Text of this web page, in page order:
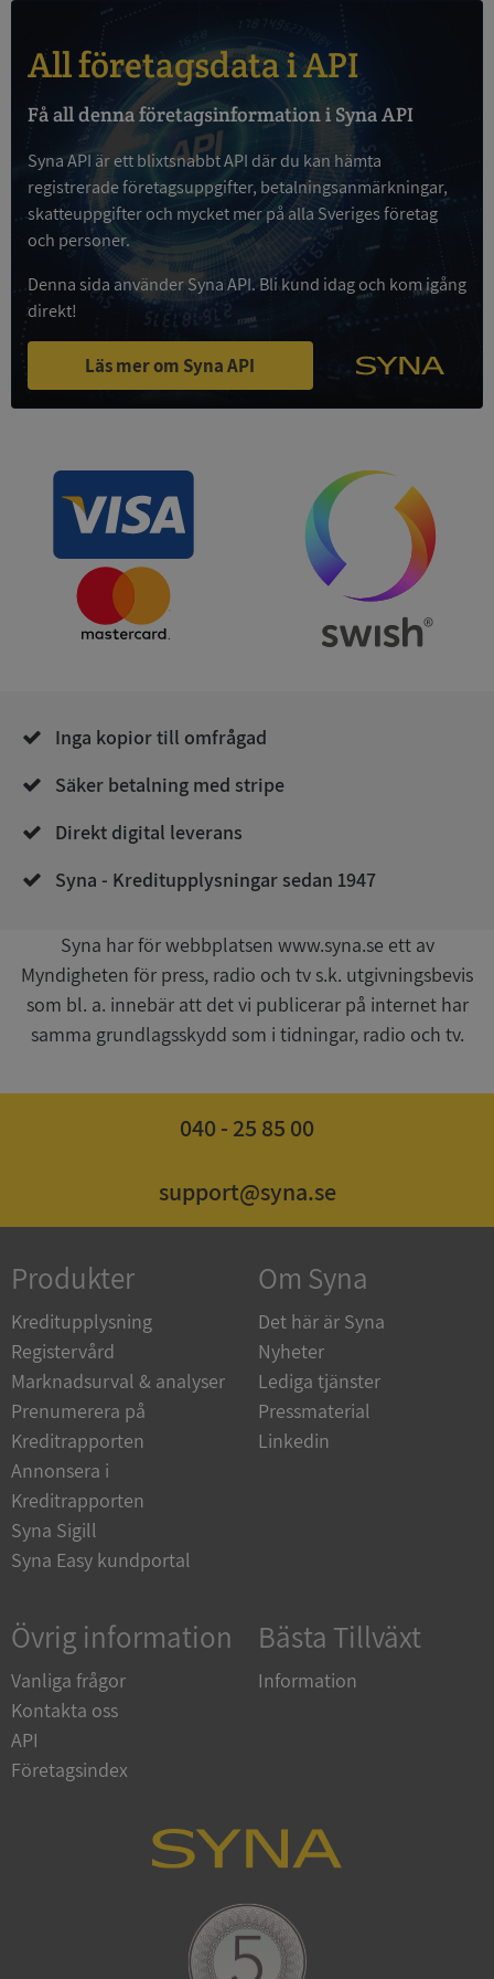
All företagsdata i API
Få all denna företagsinformation i Syna API
Syna API är ett blixtsnabbt API där du kan hämta
registrerade företagsuppgifter, betalningsanmärkningar,
skatteuppgifter och mycket mer på alla Sveriges företag
och personer.
Denna sida använder Syna API. Bli kund idag och kom igång
direkt!
Läs mer om Syna API
Inga kopior till omfrågad
Säker betalning med stripe
Direkt digital leverans
Syna - Kreditupplysningar sedan 1947
Syna har för webbplatsen www.syna.se ett av
Myndigheten för press, radio och tv s.k. utgivningsbevis
som bl. a. innebär att det vi publicerar på internet har
samma grundlagsskydd som i tidningar, radio och tv.
040 - 25 85 00
support@syna.se
Produkter
Kreditupplysning
Registervård
Marknadsurval & analyser
Prenumerera på
Kreditrapporten
Annonsera i
Kreditrapporten
Syna Sigill
Syna Easy kundportal
Om Syna
Det här är Syna
Nyheter
Lediga tjänster
Pressmaterial
Linkedin
Övrig information
Vanliga frågor
Kontakta oss
API
Företagsindex
Bästa Tillväxt
Information
användas ordentligt utan strikt nödvändiga cookies.
Namn
Domän
__RequestVerificationToken
Microsoft
Corporation
YouTube
ASP.NET_SessionId
Corporation
de.syna.se
ARRAffinity
__RequestVerificationToken
Corporation
upplysningar.syna.se
CookieScriptConsent
CookieScript
.syna.se
_GRECAPTCHA
www.google.com
__RequestVerificationToken
Google
Privacy Policy